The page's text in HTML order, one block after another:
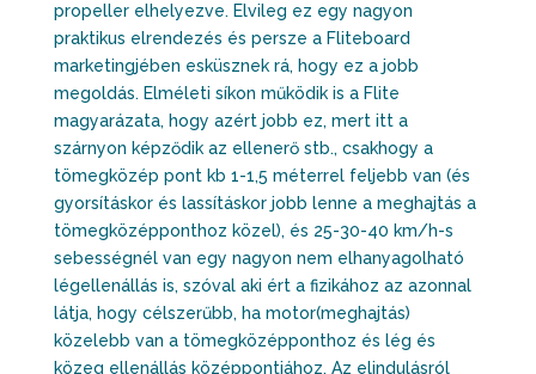
propeller elhelyezve. Elvileg ez egy nagyon
praktikus elrendezés és persze a Fliteboard
marketingjében esküsznek rá, hogy ez a jobb
megoldás. Elméleti síkon működik is a Flite
magyarázata, hogy azért jobb ez, mert itt a
szárnyon képződik az ellenerő stb., csakhogy a
tömegközép pont kb 1-1,5 méterrel feljebb van (és
gyorsításkor és lassításkor jobb lenne a meghajtás a
tömegközépponthoz közel), és 25-30-40 km/h-s
sebességnél van egy nagyon nem elhanyagolható
légellenállás is, szóval aki ért a fizikához az azonnal
látja, hogy célszerűbb, ha motor(meghajtás)
közelebb van a tömegközépponthoz és lég és
közeg ellenállás középpontjához. Az elindulásról